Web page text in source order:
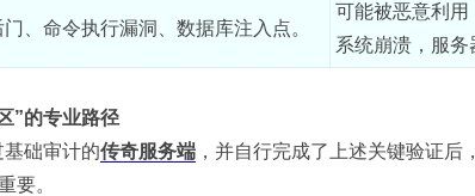
、命令执行漏洞、数据库注入点。
可能被恶意利
系统崩溃，服务
”的专业路径
础审计的传奇服务端 ，并自行完成了上述关键验证
要。